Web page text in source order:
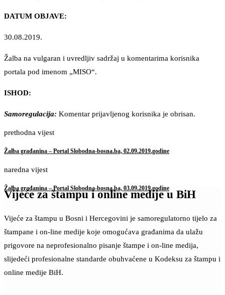
DATUM OBJAVE:
30.08.2019.
Žalba na vulgaran i uvredljiv sadržaj u komentarima korisnika
portala pod imenom „MISO“.
ISHOD:
Samoregulacija: Komentar prijavljenog korisnika je obrisan.
prethodna vijest
Žalba građanina – Portal Slobodna-bosna.ba, 02.09.2019.godine
naredna vijest
Žalba građanina – Portal Slobodna-bosna.ba, 03.09.2019.godine
Vijeće za štampu i online medije u BiH
Vijeće za štampu u Bosni i Hercegovini je samoregulatorno tijelo za
štampane i on-line medije koje omogućava građanima da ulažu
prigovore na neprofesionalno pisanje štampe i on-line medija,
slijedeći profesionalne standarde obuhvaćene u Kodeksu za štampu i
online medije BiH.